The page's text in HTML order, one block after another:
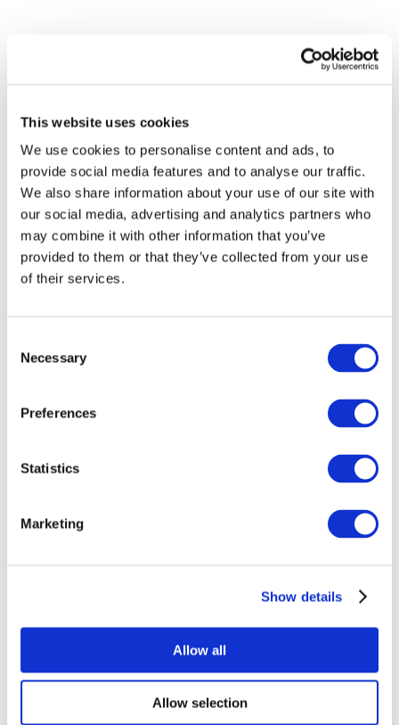
This website uses cookies
We use cookies to personalise content and ads, to
provide social media features and to analyse our traffic.
We also share information about your use of our site with
our social media, advertising and analytics partners who
may combine it with other information that you’ve
provided to them or that they’ve collected from your use
of their services.
Selection
Necessary
Preferences
Statistics
Marketing
Show details
Allow all
Allow selection
Без поджанра
Применить